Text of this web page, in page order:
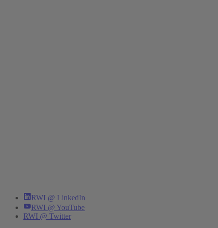
RWI @ LinkedIn
RWI @ YouTube
RWI @ Twitter